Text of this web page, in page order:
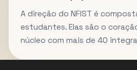
A direção do NFIST é
estudantes. Elas são o
núcleo com mais de 40